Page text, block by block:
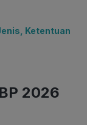
Ketentuan
2026